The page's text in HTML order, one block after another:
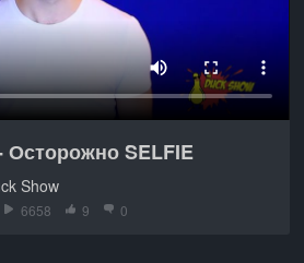
Осторожно SELFIE
Show
6658 9 0